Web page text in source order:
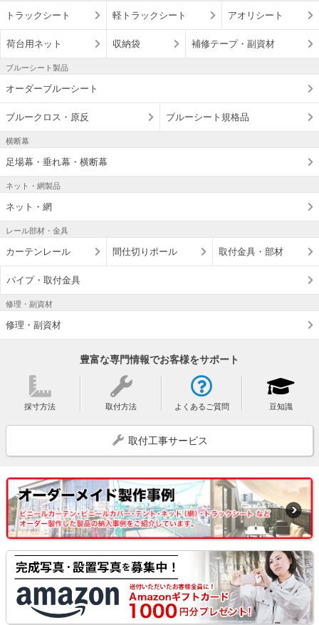
トラックシート 軽トラックシート アオリシート
荷台用ネット 収納袋 補修テープ・副資材
ブルーシート製品
オーダーブルーシート
ブルークロス・原反 ブルーシート規格品
横断幕
足場幕・垂れ幕・横断幕
ネット・網製品
ネット・網
レール部材・金具
カーテンレール 間仕切りポール 取付金具・部材
パイプ・取付金具
修理・副資材
修理・副資材
豊富な専門情報でお客様をサポート
採寸方法 取付方法 よくあるご質問 豆知識
取付工事サービス